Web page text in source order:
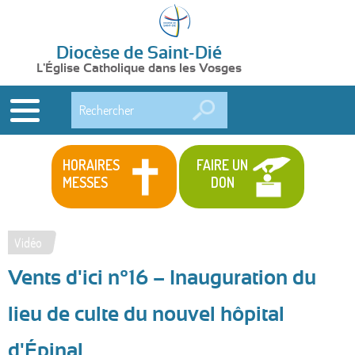
Diocèse de Saint-Dié
L'Église Catholique dans les Vosges
HORAIRES
MESSES
FAIRE UN
DON
Vous
êtes
ici
Vidéo
Vents d'ici n°16 – Inauguration du
lieu de culte du nouvel hôpital